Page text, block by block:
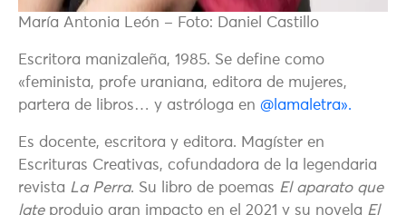
María Antonia León – Foto: Daniel Castillo
Escritora manizaleña, 1985. Se define como
«feminista, profe uraniana, editora de mujeres,
partera de libros… y astróloga en @lamaletra».
Es docente, escritora y editora. Magíster en
Escrituras Creativas, cofundadora de la legendaria
revista La Perra. Su libro de poemas El aparato que
lateprodujo gran impacto en el 2021 y su novela El